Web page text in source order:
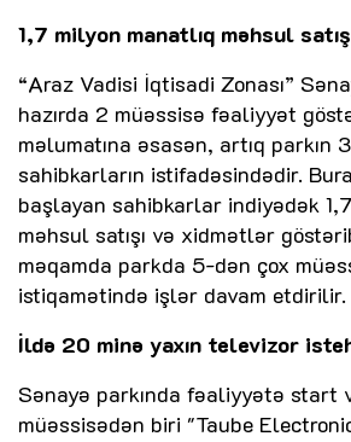
1,7 milyon manatlıq məhsul
“Araz Vadisi İqtisadi Zonası”
hazırda 2 müəssisə fəaliyyət
məlumatına əsasən, artıq parkın
sahibkarların istifadəsindədir.
başlayan sahibkarlar indiyədək
məhsul satışı və xidmətlər
məqamda parkda 5-dən çox
istiqamətində işlər davam etdirilir.
İldə 20 minə yaxın televizor
Sənayə parkında fəaliyyətə start
müəssisədən biri "Taube